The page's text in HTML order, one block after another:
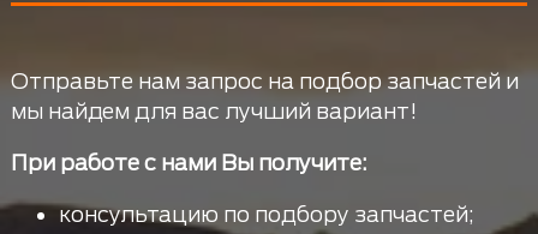
Отправьте нам запрос на подбор запчастей и
мы найдем для вас лучший вариант!
При работе с нами Вы получите:
консультацию по подбору запчастей;